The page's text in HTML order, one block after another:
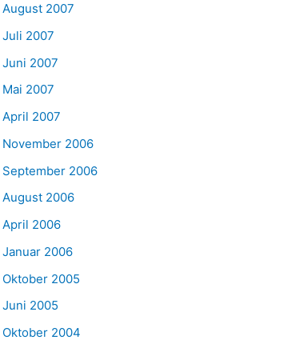
August 2007
Juli 2007
Juni 2007
Mai 2007
April 2007
November 2006
September 2006
August 2006
April 2006
Januar 2006
Oktober 2005
Juni 2005
Oktober 2004